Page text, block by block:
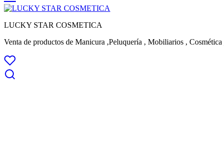
LUCKY STAR COSMETICA
Venta de productos de Manicura ,Peluquería , Mobiliarios , Cosmética